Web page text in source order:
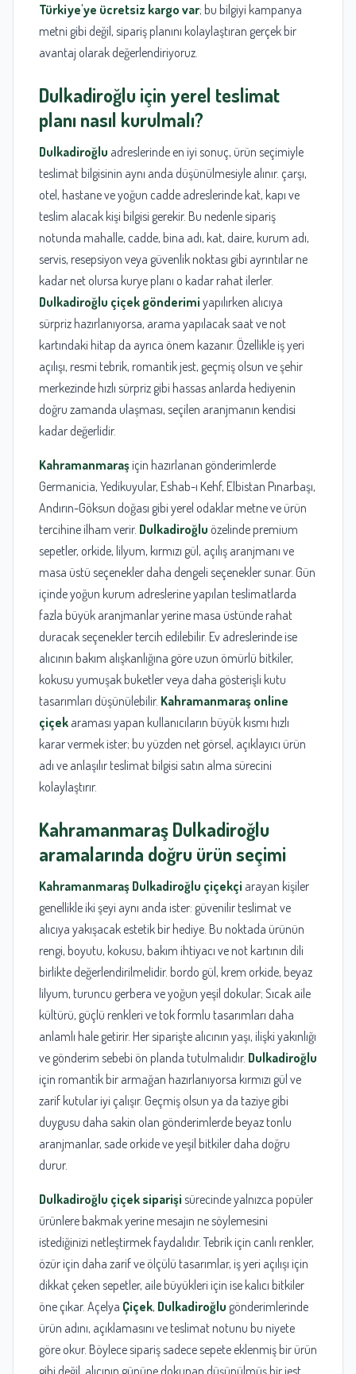
Türkiye'ye ücretsiz kargo var; bu bilgiyi kampanya
metni gibi değil, sipariş planını kolaylaştıran gerçek bir
avantaj olarak değerlendiriyoruz.
Dulkadiroğlu için yerel teslimat
planı nasıl kurulmalı?
Dulkadiroğlu adreslerinde en iyi sonuç, ürün seçimiyle
teslimat bilgisinin aynı anda düşünülmesiyle alınır. çarşı,
otel, hastane ve yoğun cadde adreslerinde kat, kapı ve
teslim alacak kişi bilgisi gerekir. Bu nedenle sipariş
notunda mahalle, cadde, bina adı, kat, daire, kurum adı,
servis, resepsiyon veya güvenlik noktası gibi ayrıntılar ne
kadar net olursa kurye planı o kadar rahat ilerler.
Dulkadiroğlu çiçek gönderimi yapılırken alıcıya
sürpriz hazırlanıyorsa, arama yapılacak saat ve not
kartındaki hitap da ayrıca önem kazanır. Özellikle iş yeri
açılışı, resmi tebrik, romantik jest, geçmiş olsun ve şehir
merkezinde hızlı sürpriz gibi hassas anlarda hediyenin
doğru zamanda ulaşması, seçilen aranjmanın kendisi
kadar değerlidir.
Kahramanmaraş için hazırlanan gönderimlerde
Germanicia, Yedikuyular, Eshab-ı Kehf, Elbistan Pınarbaşı,
Andırın-Göksun doğası gibi yerel odaklar metne ve ürün
tercihine ilham verir. Dulkadiroğlu özelinde premium
sepetler, orkide, lilyum, kırmızı gül, açılış aranjmanı ve
masa üstü seçenekler daha dengeli seçenekler sunar. Gün
içinde yoğun kurum adreslerine yapılan teslimatlarda
fazla büyük aranjmanlar yerine masa üstünde rahat
duracak seçenekler tercih edilebilir. Ev adreslerinde ise
alıcının bakım alışkanlığına göre uzun ömürlü bitkiler,
kokusu yumuşak buketler veya daha gösterişli kutu
tasarımları düşünülebilir. Kahramanmaraş online
çiçek araması yapan kullanıcıların büyük kısmı hızlı
karar vermek ister; bu yüzden net görsel, açıklayıcı ürün
adı ve anlaşılır teslimat bilgisi satın alma sürecini
kolaylaştırır.
KahramanmaraşDulkadiroğlu
aramalarında doğru ürün seçimi
Kahramanmaraş Dulkadiroğlu çiçekçi arayan kişiler
genellikle iki şeyi aynı anda ister: güvenilir teslimat ve
alıcıya yakışacak estetik bir hediye. Bu noktada ürünün
rengi, boyutu, kokusu, bakım ihtiyacı ve not kartının dili
birlikte değerlendirilmelidir. bordo gül, krem orkide, beyaz
lilyum, turuncu gerbera ve yoğun yeşil dokular; Sıcak aile
kültürü, güçlü renkleri ve tok formlu tasarımları daha
anlamlı hale getirir. Her siparişte alıcının yaşı, ilişki yakınlığı
ve gönderim sebebi ön planda tutulmalıdır. Dulkadiroğlu
için romantik bir armağan hazırlanıyorsa kırmızı gül ve
zarif kutular iyi çalışır. Geçmiş olsun ya da taziye gibi
duygusu daha sakin olan gönderimlerde beyaz tonlu
aranjmanlar, sade orkide ve yeşil bitkiler daha doğru
durur.
Dulkadiroğlu çiçek siparişi sürecinde yalnızca popüler
ürünlere bakmak yerine mesajın ne söylemesini
istediğinizi netleştirmek faydalıdır. Tebrik için canlı renkler,
özür için daha zarif ve ölçülü tasarımlar, iş yeri açılışı için
dikkat çeken sepetler, aile büyükleri için ise kalıcı bitkiler
öne çıkar. Açelya Çiçek, Dulkadiroğlu gönderimlerinde
ürün adını, açıklamasını ve teslimat notunu bu niyete
göre okur. Böylece sipariş sadece sepete eklenmiş bir ürün
gibi değil, alıcının gününe dokunan düşünülmüş bir jest